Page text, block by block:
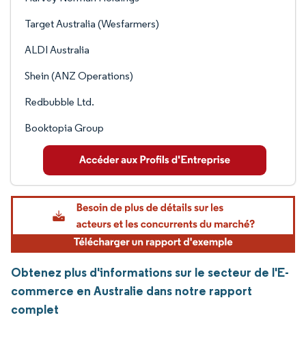
Target Australia (Wesfarmers)
ALDI Australia
Shein (ANZ Operations)
Redbubble Ltd.
Booktopia Group
Obtenez plus d'informations sur le secteur de l'E-
commerce en Australie dans notre rapport
complet